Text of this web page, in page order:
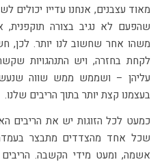
מאוד עצבנים, אנחנו עדייו יכולים
שהפעם לא נגיב בצורה תוקפנית,
משהו אחר שחשוב לנו יותר. לכן,
לקחת בחזרה, ויש התנהגויות
עליהן – ושממש ממש שווה
בעצמנו קצת יותר בתוך הריבים שלנו.
כמעט לכל הזוגות יש את הריבים
שכל אחד מהצדדים מתבצר
אשמה, ומעט מידי הקשבה.